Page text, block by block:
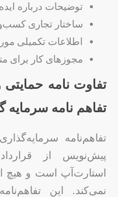
توضیحات درباره
ساختار تجاری
اطلاعات تکمیلی
مجوزهای کار برای
تفاوت نامه حمایتی
تفاهم‌ نامه سرمایه‌
پیش‌نویس از
استارت‌آپ است و هیچ
نمی‌کند. این